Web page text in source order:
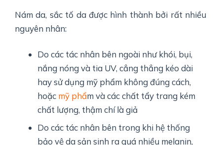
Nám da, sắc tố da được hình thành bởi rất nhiều
nguyên nhân:
Do các tác nhân bên ngoài như khói, bụi,
nắng nóng và tia UV, cẳng thẳng kéo dài
hay sử dụng mỹ phẩm không đúng cách,
hoặc mỹ phẩm và các chất tẩy trang kém
chất lượng, thậm chí là giả
Do các tác nhân bên trong khi hệ thống
bảo vệ da sản sinh ra quá nhiều melanin,